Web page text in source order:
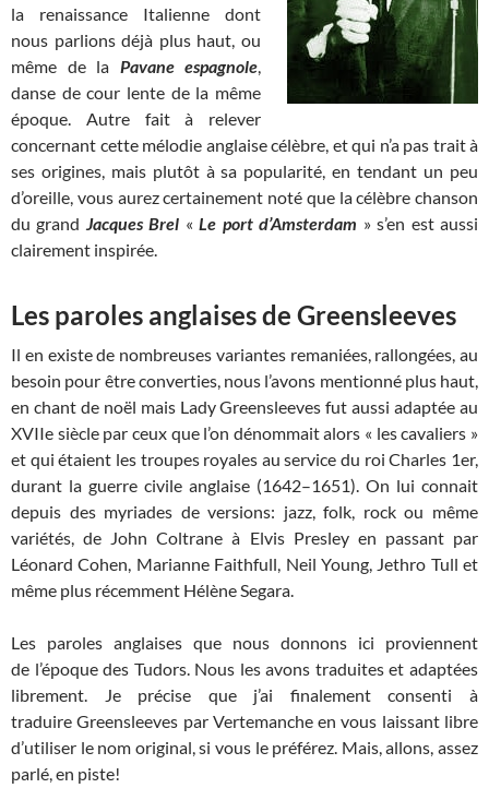
la renaissance Italienne dont
nous parlions déjà plus haut, ou
même de la Pavane espagnole,
danse de cour lente de la même
époque. Autre fait à relever
concernant cette mélodie anglaise célèbre, et qui n’a pas trait à
ses origines, mais plutôt à sa popularité, en tendant un peu
d’oreille, vous aurez certainement noté que la célèbre chanson
du grand Jacques Brel «Le port d’Amsterdam » s’en est aussi
clairement inspirée.
Les paroles anglaises de Greensleeves
Il en existe de nombreuses variantes remaniées, rallongées, au
besoin pour être converties, nous l’avons mentionné plus haut,
en chant de noël mais Lady Greensleeves fut aussi adaptée au
XVIIe siècle par ceux que l’on dénommait alors « les cavaliers »
et qui étaient les troupes royales au service du roi Charles 1er,
durant la guerre civile anglaise (1642–1651). On lui connait
depuis des myriades de versions: jazz, folk, rock ou même
variétés, de John Coltrane à Elvis Presley en passant par
Léonard Cohen, Marianne Faithfull, Neil Young, Jethro Tull et
même plus récemment Hélène Segara.
Les paroles anglaises que nous donnons ici proviennent
de l’époque des Tudors. Nous les avons traduites et adaptées
librement. Je précise que j’ai finalement consenti à
traduire Greensleeves par Vertemanche en vous laissant libre
d’utiliser le nom original, si vous le préférez. Mais, allons, assez
parlé, en piste!